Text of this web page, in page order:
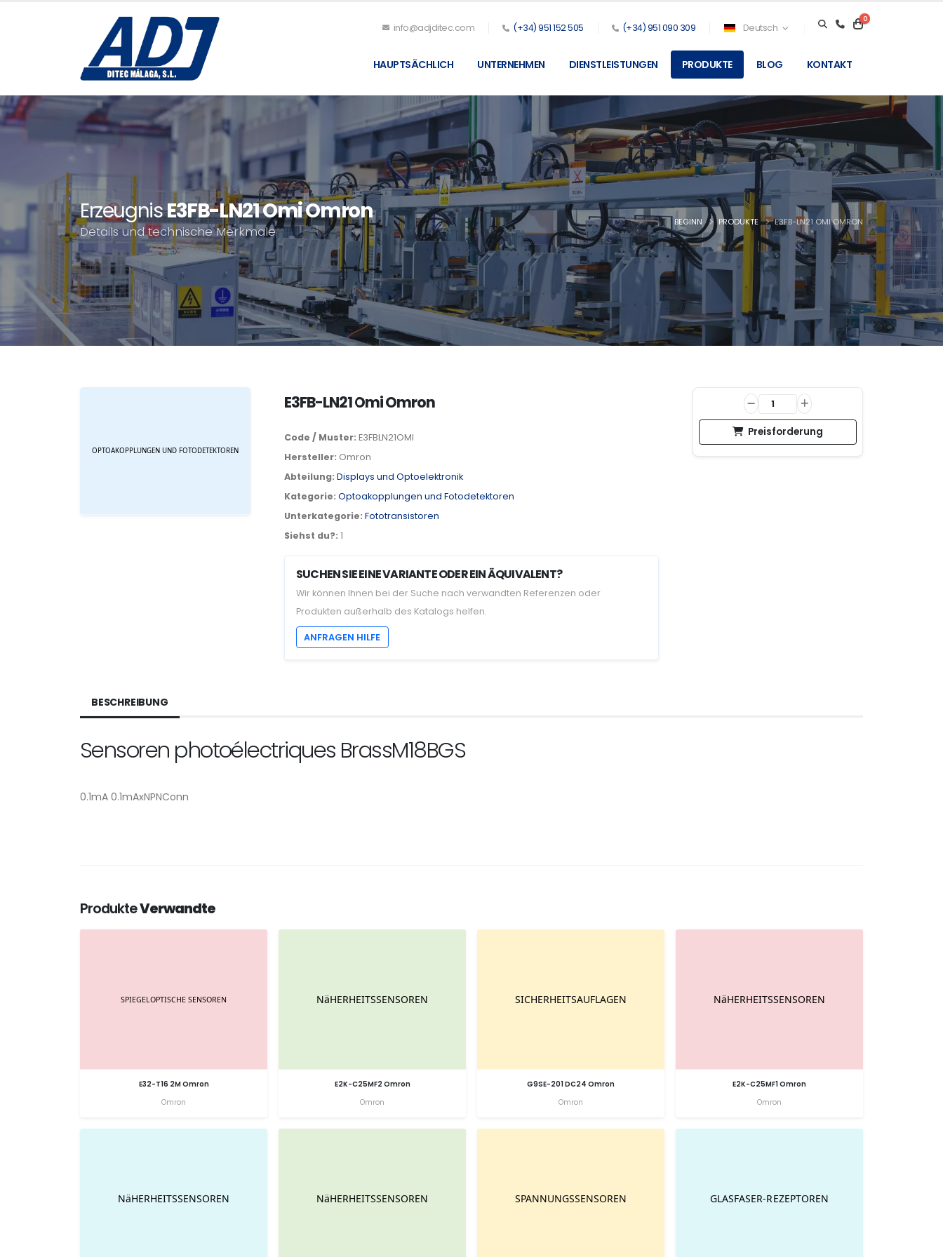
info@adjditec.com (+34) 951 152 505 (+34) 951 090 309 Deutsch
0
HAUPTSÄCHLICH UNTERNEHMEN DIENSTLEISTUNGEN PRODUKTE BLOG KONTAKT
ErzeugnisE3FB-LN21 Omi Omron
Details und technische Merkmale
BEGINN PRODUKTE E3FB-LN21 OMI OMRON
E3FB-LN21 Omi Omron
Code / Muster: E3FBLN21OMI
Hersteller: Omron
Abteilung: Displays und Optoelektronik
Kategorie: Optoakopplungen und Fotodetektoren
Unterkategorie: Fototransistoren
Siehst du?: 1
SUCHEN SIE EINE VARIANTE ODER EIN ÄQUIVALENT?
Wir können Ihnen bei der Suche nach verwandten Referenzen oder
Produkten außerhalb des Katalogs helfen.
ANFRAGEN HILFE
Preisforderung
BESCHREIBUNG
Sensoren photoélectriques BrassM18BGS
0.1mA 0.1mAxNPNConn
ProdukteVerwandte
E32-T16 2M Omron
Omron
E2K-C25MF2 Omron
Omron
G9SE-201 DC24 Omron
Omron
E2K-C25MF1 Omron
Omron